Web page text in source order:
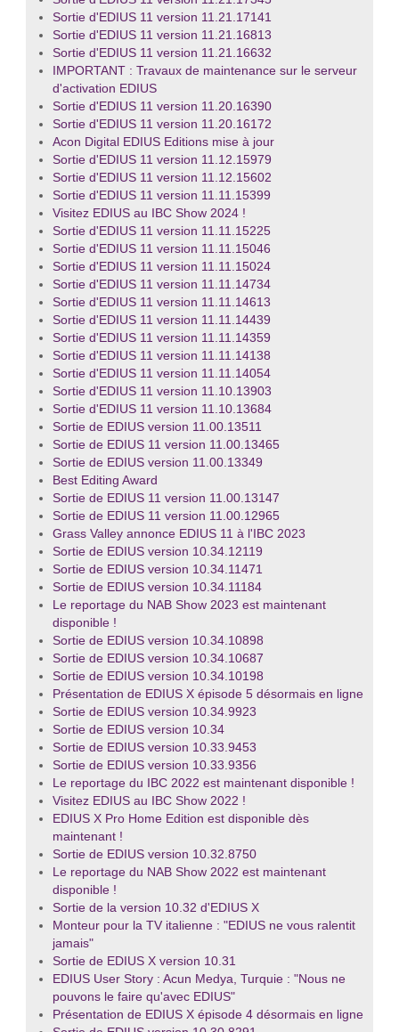
Sortie d'EDIUS 11 version 11.21.17141
Sortie d'EDIUS 11 version 11.21.16813
Sortie d'EDIUS 11 version 11.21.16632
IMPORTANT : Travaux de maintenance sur le serveur
d'activation EDIUS
Sortie d'EDIUS 11 version 11.20.16390
Sortie d'EDIUS 11 version 11.20.16172
Acon Digital EDIUS Editions mise à jour
Sortie d'EDIUS 11 version 11.12.15979
Sortie d'EDIUS 11 version 11.12.15602
Sortie d'EDIUS 11 version 11.11.15399
Visitez EDIUS au IBC Show 2024 !
Sortie d'EDIUS 11 version 11.11.15225
Sortie d'EDIUS 11 version 11.11.15046
Sortie d'EDIUS 11 version 11.11.15024
Sortie d'EDIUS 11 version 11.11.14734
Sortie d'EDIUS 11 version 11.11.14613
Sortie d'EDIUS 11 version 11.11.14439
Sortie d'EDIUS 11 version 11.11.14359
Sortie d'EDIUS 11 version 11.11.14138
Sortie d'EDIUS 11 version 11.11.14054
Sortie d'EDIUS 11 version 11.10.13903
Sortie d'EDIUS 11 version 11.10.13684
Sortie de EDIUS version 11.00.13511
Sortie de EDIUS 11 version 11.00.13465
Sortie de EDIUS version 11.00.13349
Best Editing Award
Sortie de EDIUS 11 version 11.00.13147
Sortie de EDIUS 11 version 11.00.12965
Grass Valley annonce EDIUS 11 à l'IBC 2023
Sortie de EDIUS version 10.34.12119
Sortie de EDIUS version 10.34.11471
Sortie de EDIUS version 10.34.11184
Le reportage du NAB Show 2023 est maintenant
disponible !
Sortie de EDIUS version 10.34.10898
Sortie de EDIUS version 10.34.10687
Sortie de EDIUS version 10.34.10198
Présentation de EDIUS X épisode 5 désormais en ligne
Sortie de EDIUS version 10.34.9923
Sortie de EDIUS version 10.34
Sortie de EDIUS version 10.33.9453
Sortie de EDIUS version 10.33.9356
Le reportage du IBC 2022 est maintenant disponible !
Visitez EDIUS au IBC Show 2022 !
EDIUS X Pro Home Edition est disponible dès
maintenant !
Sortie de EDIUS version 10.32.8750
Le reportage du NAB Show 2022 est maintenant
disponible !
Sortie de la version 10.32 d'EDIUS X
Monteur pour la TV italienne : "EDIUS ne vous ralentit
jamais"
Sortie de EDIUS X version 10.31
EDIUS User Story : Acun Medya, Turquie : "Nous ne
pouvons le faire qu'avec EDIUS"
Présentation de EDIUS X épisode 4 désormais en ligne